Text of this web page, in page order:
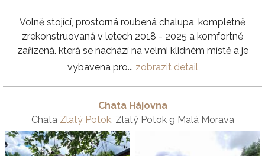
Volně stojící, prostorná roubená chalupa, kompletně
zrekonstruovaná v letech 2018 - 2025 a komfortně
zařízená. která se nachází na velmi klidném místě a je
vybavena pro... zobrazit detail
Chata Hájovna
Chata Zlatý Potok, Zlatý Potok 9 Malá Morava